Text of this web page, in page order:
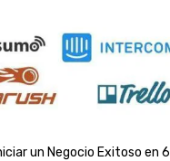
un Negocio Exitoso en 6